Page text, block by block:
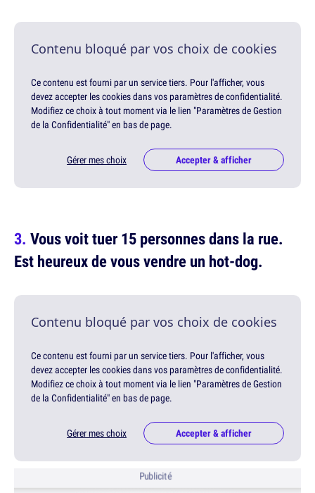
Contenu bloqué par vos choix de cookies
Ce contenu est fourni par un service tiers. Pour l'afficher, vous
devez accepter les cookies dans vos paramètres de confidentialité.
Modifiez ce choix à tout moment via le lien "Paramètres de Gestion
de la Confidentialité" en bas de page.
Gérer mes choix Accepter & afficher
Vous voit tuer 15 personnes dans la rue.
Est heureux de vous vendre un hot-dog.
Contenu bloqué par vos choix de cookies
Ce contenu est fourni par un service tiers. Pour l'afficher, vous
devez accepter les cookies dans vos paramètres de confidentialité.
Modifiez ce choix à tout moment via le lien "Paramètres de Gestion
de la Confidentialité" en bas de page.
Gérer mes choix Accepter & afficher
Publicité